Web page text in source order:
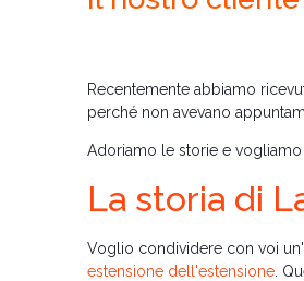
Recentemente abbiamo
perché non avevano
Adoriamo le storie e
La storia di
Voglio condividere con voi
estensione dell'estensione .